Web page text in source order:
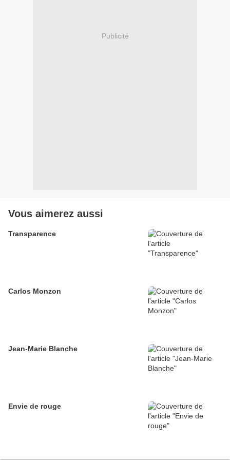
Publicité
Vous aimerez aussi
Transparence
Carlos Monzon
Jean-Marie Blanche
Envie de rouge